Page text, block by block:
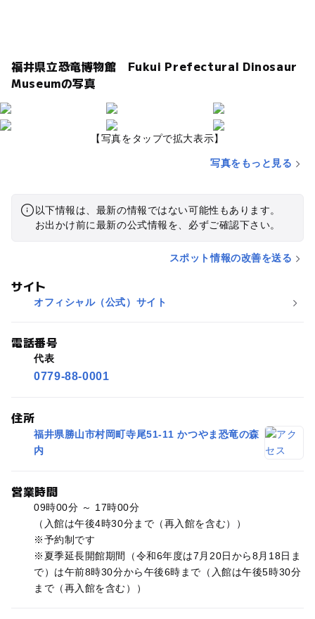
福井県立恐竜博物館 Fukui Prefectural Dinosaur
Museumの写真
【写真をタップで拡大表示】
写真をもっと見る
以下情報は、最新の情報ではない可能性もあります。
お出かけ前に最新の公式情報を、必ずご確認下さい。
スポット情報の改善を送る
サイト
オフィシャル（公式）サイト
電話番号
代表
0779-88-0001
住所
福井県勝山市村岡町寺尾51-11 かつやま恐竜の森
内
営業時間
09時00分 ～ 17時00分
（入館は午後4時30分まで（再入館を含む））
※予約制です
※夏季延長開館期間（令和6年度は7月20日から8月18日ま
で）は午前8時30分から午後6時まで（入館は午後5時30分
まで（再入館を含む））